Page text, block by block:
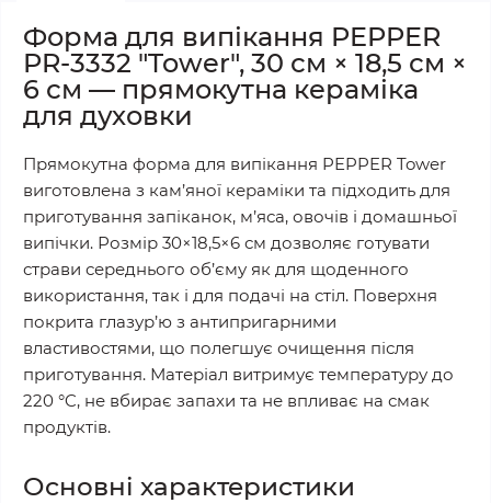
Форма для випікання PEPPER
PR-3332 "Tower", 30 см × 18,5 см ×
6 см — прямокутна кераміка
для духовки
Прямокутна форма для випікання PEPPER Tower
виготовлена з кам’яної кераміки та підходить для
приготування запіканок, м’яса, овочів і домашньої
випічки. Розмір 30×18,5×6 см дозволяє готувати
страви середнього об’єму як для щоденного
використання, так і для подачі на стіл. Поверхня
покрита глазур’ю з антипригарними
властивостями, що полегшує очищення після
приготування. Матеріал витримує температуру до
220 °C, не вбирає запахи та не впливає на смак
продуктів.
Основні характеристики